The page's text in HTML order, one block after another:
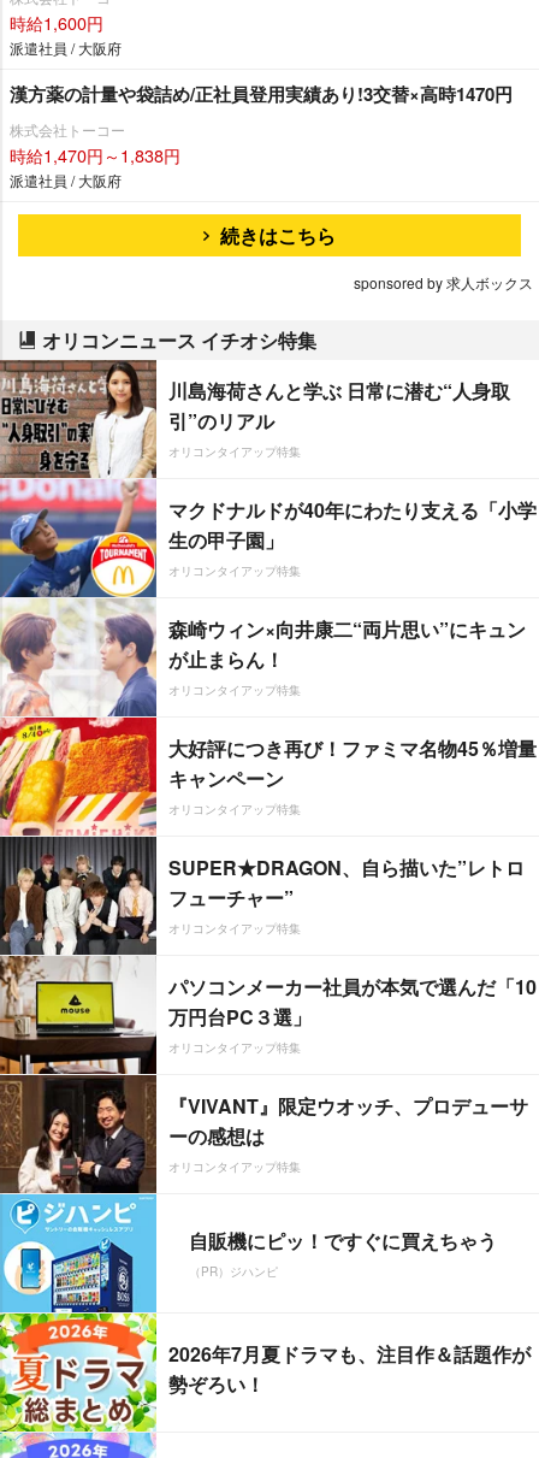
時給1,600円
派遣社員 / 大阪府
漢方薬の計量や袋詰め/正社員登用実績あり!3交替×高時1470円
株式会社トーコー
時給1,470円～1,838円
派遣社員 / 大阪府
続きはこちら
sponsored by 求人ボックス
オリコンニュース イチオシ特集
川島海荷さんと学ぶ 日常に潜む“人身取
引”のリアル
オリコンタイアップ特集
マクドナルドが40年にわたり支える「小学
生の甲子園」
オリコンタイアップ特集
森崎ウィン×向井康二“両片思い”にキュン
が止まらん！
オリコンタイアップ特集
大好評につき再び！ファミマ名物45％増量
キャンペーン
オリコンタイアップ特集
SUPER★DRAGON、自ら描いた”レトロ
フューチャー”
オリコンタイアップ特集
パソコンメーカー社員が本気で選んだ「10
万円台PC３選」
オリコンタイアップ特集
『VIVANT』限定ウオッチ、プロデューサ
ーの感想は
オリコンタイアップ特集
自販機にピッ！ですぐに買えちゃう
（PR）ジハンピ
2026年7月夏ドラマも、注目作＆話題作が
勢ぞろい！